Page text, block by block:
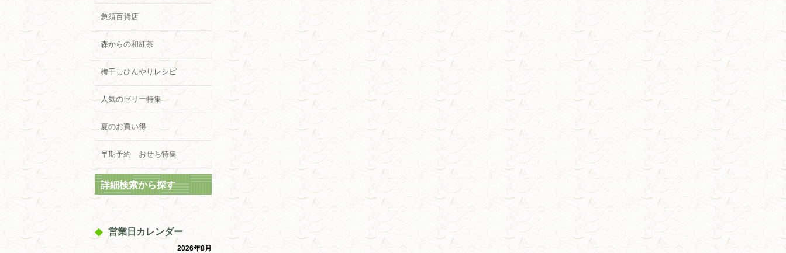
急須百貨店
森からの和紅茶
梅干しひんやりレシピ
人気のゼリー特集
夏のお買い得
早期予約 おせち特集
詳細検索から探す
営業日カレンダー
2026年8月